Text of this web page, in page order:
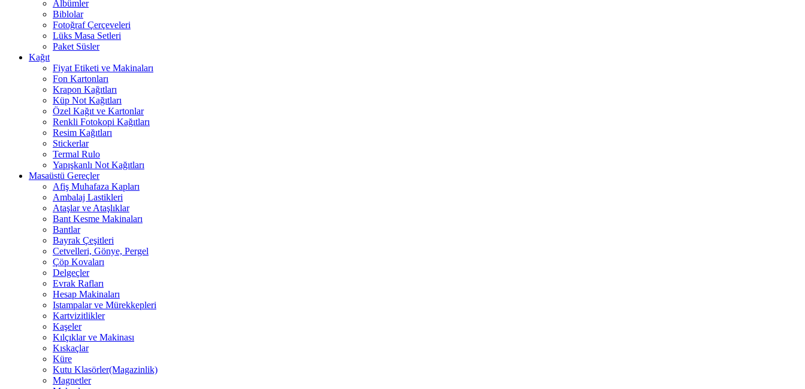
Albümler
Biblolar
Fotoğraf Çerçeveleri
Lüks Masa Setleri
Paket Süsler
Kağıt
Fiyat Etiketi ve Makinaları
Fon Kartonları
Krapon Kağıtları
Küp Not Kağıtları
Özel Kağıt ve Kartonlar
Renkli Fotokopi Kağıtları
Resim Kağıtları
Stickerlar
Termal Rulo
Yapışkanlı Not Kağıtları
Masaüstü Gereçler
Afiş Muhafaza Kapları
Ambalaj Lastikleri
Ataşlar ve Ataşlıklar
Bant Kesme Makinaları
Bantlar
Bayrak Çeşitleri
Cetvelleri, Gönye, Pergel
Çöp Kovaları
Delgeçler
Evrak Rafları
Hesap Makinaları
Istampalar ve Mürekkepleri
Kartvizitlikler
Kaşeler
Kılçıklar ve Makinası
Kıskaçlar
Küre
Kutu Klasörler(Magazinlik)
Magnetler